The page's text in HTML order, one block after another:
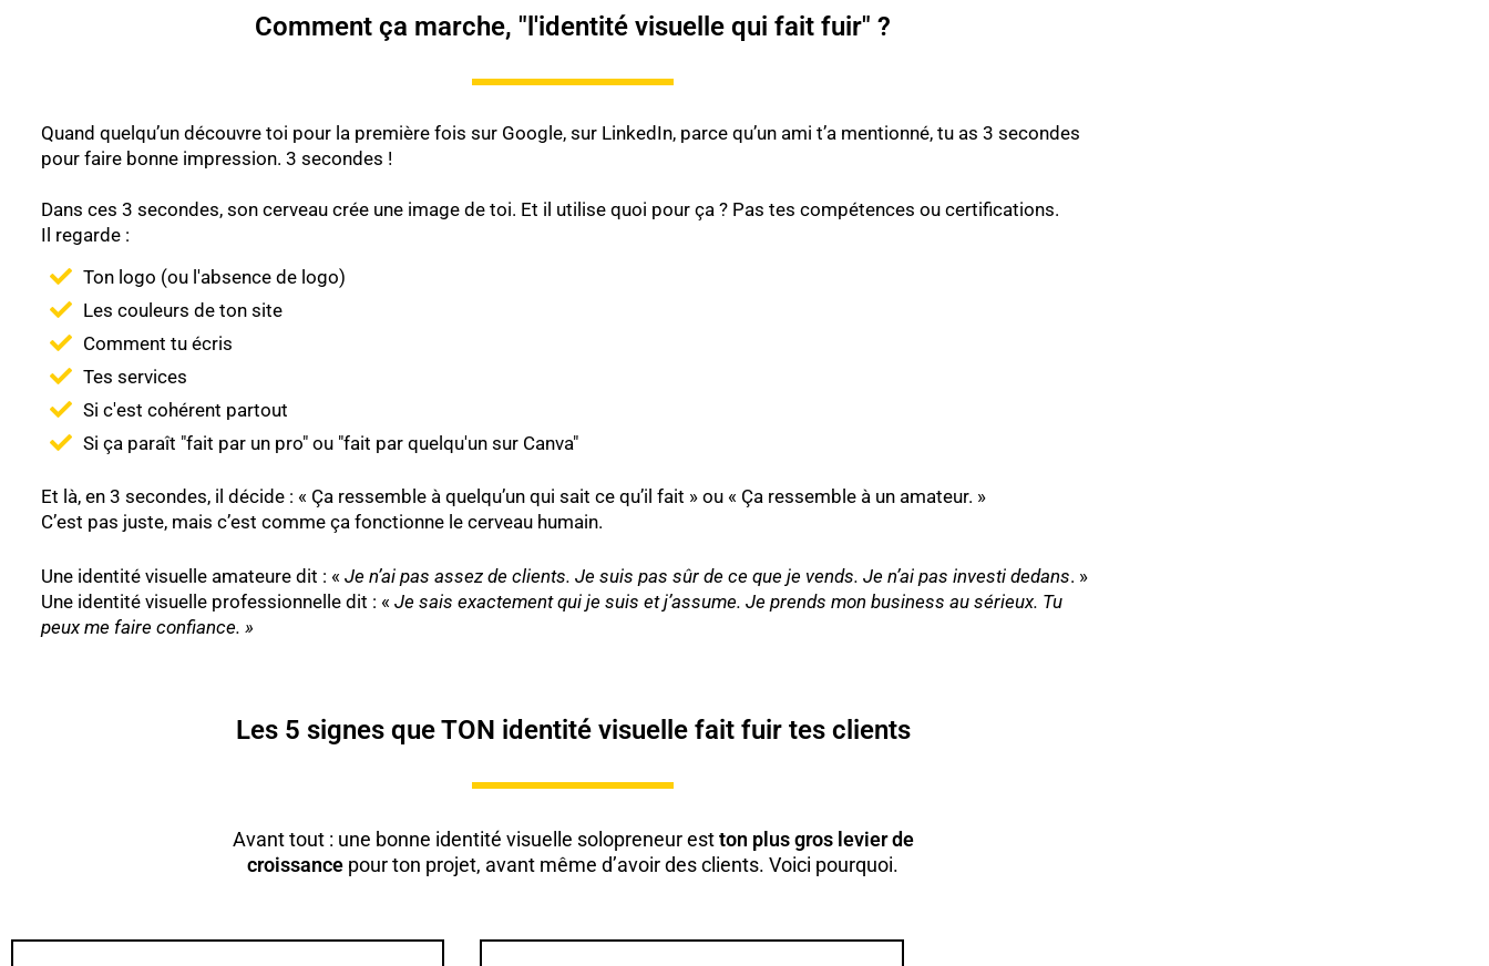
Comment ça marche, "l'identité visuelle qui fait fuir" ?
Quand quelqu’un découvre toi pour la première fois sur Google, sur LinkedIn, parce qu’un ami t’a mentionné, tu as 3 secondes
pour faire bonne impression. 3 secondes !
Dans ces 3 secondes, son cerveau crée une image de toi. Et il utilise quoi pour ça ? Pas tes compétences ou certifications.
Il regarde :
Ton logo (ou l'absence de logo)
Les couleurs de ton site
Comment tu écris
Tes services
Si c'est cohérent partout
Si ça paraît "fait par un pro" ou "fait par quelqu'un sur Canva"
Et là, en 3 secondes, il décide : « Ça ressemble à quelqu’un qui sait ce qu’il fait » ou « Ça ressemble à un amateur. »
C’est pas juste, mais c’est comme ça fonctionne le cerveau humain.
Une identité visuelle amateure dit : « Je n’ai pas assez de clients. Je suis pas sûr de ce que je vends. Je n’ai pas investi dedans. »
Une identité visuelle professionnelle dit : « Je sais exactement qui je suis et j’assume. Je prends mon business au sérieux. Tu
peux me faire confiance. »
Les 5 signes que TON identité visuelle fait fuir tes clients
Avant tout : une bonne identité visuelle solopreneur estton plus gros levier de
croissance pour ton projet, avant même d’avoir des clients. Voici pourquoi.